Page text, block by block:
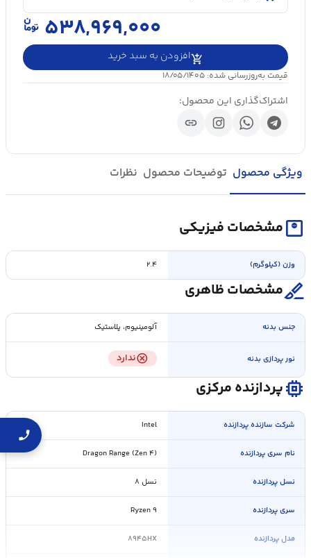
۵۳۸,۹۶۹,۰۰۰
افزودن به سبد خرید
قیمت به‌روزرسانی شده: ۱۸/۰۵/۱۴۰۵
اشتراک‌گذاری این محصول:
link
ویژگی محصول توضیحات محصول نظرات
monitor_weightمشخصات فیزیکی
وزن (کیلوگرم) ۲.۴
surgicalمشخصات ظاهری
جنس بدنه آلومینیوم، پلاستیک
نور پردازی بدنه cancelندارد
memoryپردازنده مرکزی
شرکت سازنده پردازنده Intel
نام سری پردازنده Dragon Range (Zen ۴)
نسل پردازنده نسل ۸
سری پردازنده Ryzen ۹
مدل پردازنده ۸۹۴۵HX